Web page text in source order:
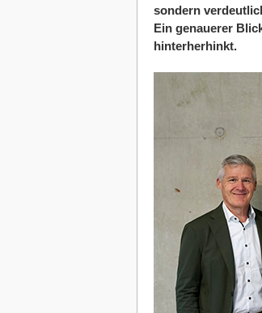
sondern
Ein genauerer
hinterherhinkt.